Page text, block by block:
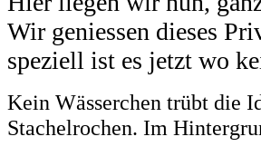
Wir geniessen dieses
speziell ist es jetzt wo
Kein Wässerchen trübt die
Stachelrochen. Im